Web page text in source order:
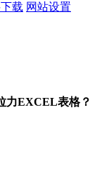
载 网站设置
力EXCEL表格？